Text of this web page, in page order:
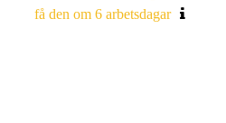
få den om 6 arbetsdagar